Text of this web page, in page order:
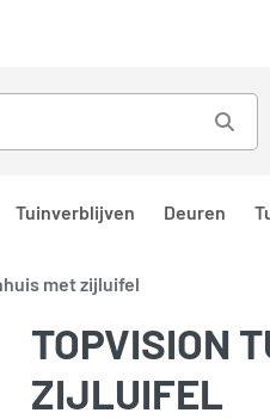
Tuinverblijven Deuren
met zijluifel
TOPVISION
ZIJLUIFEL